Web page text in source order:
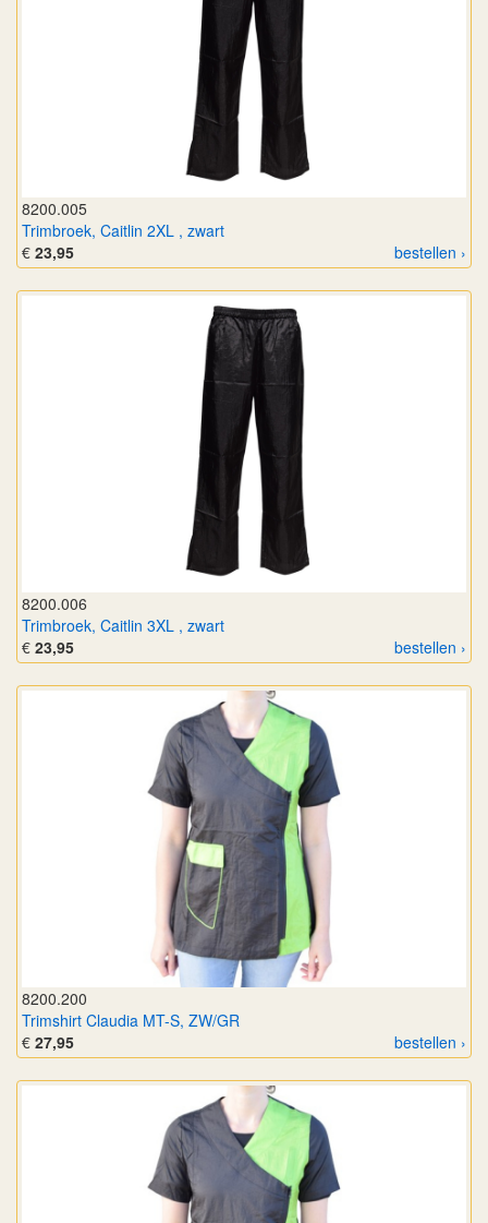
8200.005
Trimbroek, Caitlin 2XL , zwart
bestellen ›
€ 23,95
8200.006
Trimbroek, Caitlin 3XL , zwart
bestellen ›
€ 23,95
8200.200
Trimshirt Claudia MT-S, ZW/GR
bestellen ›
€ 27,95